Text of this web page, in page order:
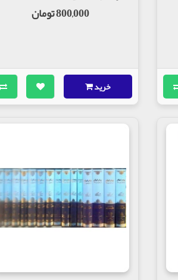
800,000 تومان
خرید